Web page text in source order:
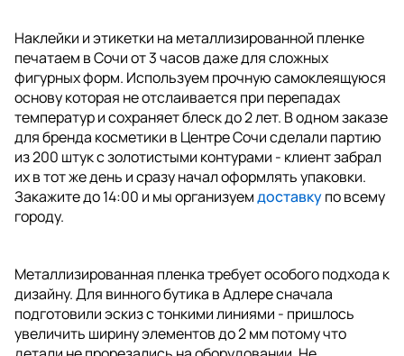
Наклейки и этикетки на металлизированной пленке
печатаем в Сочи от 3 часов даже для сложных
фигурных форм. Используем прочную самоклеящуюся
основу которая не отслаивается при перепадах
температур и сохраняет блеск до 2 лет. В одном заказе
для бренда косметики в Центре Сочи сделали партию
из 200 штук с золотистыми контурами - клиент забрал
их в тот же день и сразу начал оформлять упаковки.
Закажите до 14:00 и мы организуемдоставкупо всему
городу.
Металлизированная пленка требует особого подхода к
дизайну. Для винного бутика в Адлере сначала
подготовили эскиз с тонкими линиями - пришлось
увеличить ширину элементов до 2 мм потому что